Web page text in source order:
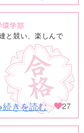
環学部
と競い、楽しんで
きを読む 27